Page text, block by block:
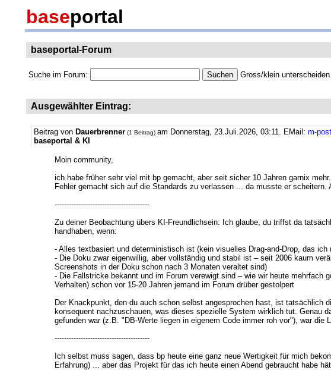
baseportal
baseportal-Forum
Suche im Forum: Gross/klein unterscheiden
Ausgewählter Eintrag:
Beitrag von Dauerbrenner (1 Beitrag) am Donnerstag, 23.Juli.2026, 03:11. EMail: m-
baseportal & KI
Moin community,
ich habe früher sehr viel mit bp gemacht, aber seit sicher 10 Jahren garnix
Fehler gemacht sich auf die Standards zu verlassen ... da musste er scheitern.
----------------------------------------
Zu deiner Beobachtung übers KI-Freundlichsein: Ich glaube, du triffst da
handhaben, wenn:
- Alles textbasiert und deterministisch ist (kein visuelles Drag-and-Drop, das
- Die Doku zwar eigenwillig, aber vollständig und stabil ist – seit 2006 kaum
Screenshots in der Doku schon nach 3 Monaten veraltet sind)
- Die Fallstricke bekannt und im Forum verewigt sind – wie wir heute mehrfach
Verhalten) schon vor 15-20 Jahren jemand im Forum drüber gestolpert
Der Knackpunkt, den du auch schon selbst angesprochen hast, ist tatsächlich
konsequent nachzuschauen, was dieses spezielle System wirklich tut. Genau
gefunden war (z.B. "DB-Werte liegen in eigenem Code immer roh vor"), war die
----------------------------------------
Ich selbst muss sagen, dass bp heute eine ganz neue Wertigkeit für mich
Erfahrung) ... aber das Projekt für das ich heute einen Abend gebraucht habe